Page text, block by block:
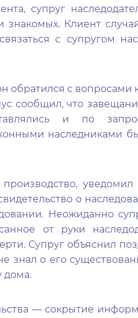
супруг
знакомых. Клиент
с супругом
обратился с
сообщил, что
и по
наследниками
о
Неожиданно
от руки
Супруг объяснил
знал о его
дома.
— сокрытие